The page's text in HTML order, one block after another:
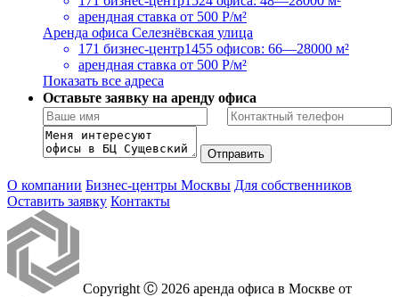
арендная ставка от 500 Р/м²
Аренда офиса Селезнёвская улица
171 бизнес-центр1455 офисов: 66—28000 м²
арендная ставка от 500 Р/м²
Показать все адреса
Оставьте заявку на аренду офиса
О компании Бизнес-центры Москвы Для собственников
Оставить заявку Контакты
Copyright Ⓒ 2026 аренда офиса в Москве от